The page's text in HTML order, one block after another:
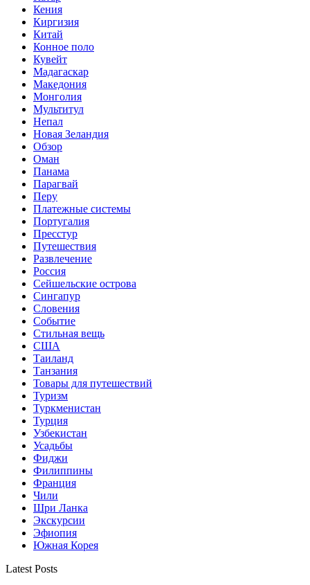
Кения
Киргизия
Китай
Конное поло
Кувейт
Мадагаскар
Македония
Монголия
Мультитул
Непал
Новая Зеландия
Обзор
Оман
Панама
Парагвай
Перу
Платежные системы
Португалия
Пресстур
Путешествия
Развлечение
Россия
Сейшельские острова
Сингапур
Словения
Событие
Стильная вещь
США
Таиланд
Танзания
Товары для путешествий
Туризм
Туркменистан
Турция
Узбекистан
Усадьбы
Фиджи
Филиппины
Франция
Чили
Шри Ланка
Экскурсии
Эфиопия
Южная Корея
Latest Posts